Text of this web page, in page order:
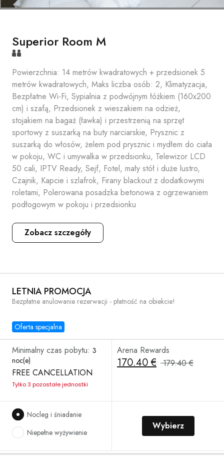
Superior Room M
Powierzchnia: 14 metrów kwadratowych + przedsionek 5
metrów kwadratowych, Maks liczba osób: 2, Klimatyzacja,
Bezpłatne Wi-Fi, Sypialnia z podwójnym łóżkiem (160x200
cm) i szafą, Przedsionek z wieszakiem na odzież,
stojakiem na bagaż (ławka) i przestrzenią na sprzęt
sportowy z suszarką na buty narciarskie, Prysznic z
suszarką do włosów, żelem pod prysznic i mydłem do ciała
w pokoju, WC i umywalka w przedsionku, Telewizor LCD
50 cali, IPTV Ready, Sejf, Fotel, mały stół i duże lustro,
Czajnik, Kapcie i szlafrok, Firany blackout z dodatkowymi
roletami, Polerowana posadzka betonowa z ogrzewaniem
podłogowym w pokoju i przedsionku
Zobacz szczegóły
LETNIA PROMOCJA
Oferta specjalna
Bezpłatne anulowanie rezerwacji - płatność na obiekcie!
Minimalny czas pobytu: 3
noc(e)
FREE CANCELLATION
Tylko 3 pozostałe jednostki
Arena Rewards
170.40 € 179.40 €
Nocleg i śniadanie
Niepełne wyżywienie
Wybierz